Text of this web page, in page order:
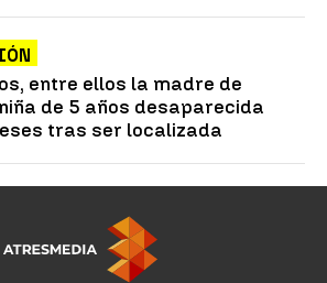
entre ellos la madre de
de 5 años desaparecida
tras ser localizada